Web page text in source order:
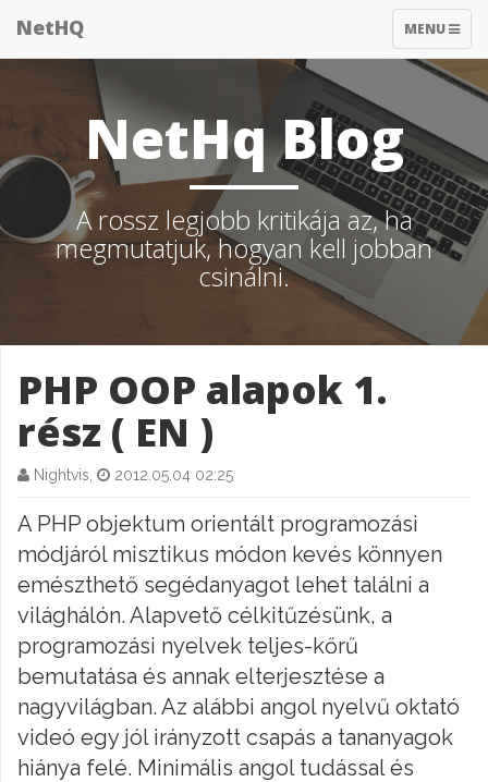
TOGGLE
MENU
NetHQ
NetHq Blog
A rossz legjobb kritikája az, ha
megmutatjuk, hogyan kell jobban
csinálni.
PHP OOP alapok 1.
rész ( EN )
Nightvis, 2012.05.04 02:25
A PHP objektum orientált programozási
módjáról misztikus módon kevés könnyen
emészthető segédanyagot lehet találni a
világhálón. Alapvető célkitűzésünk, a
programozási nyelvek teljes-kőrű
bemutatása és annak elterjesztése a
nagyvilágban. Az alábbi angol nyelvű oktató
videó egy jól irányzott csapás a tananyagok
hiánya felé. Minimális angol tudással és